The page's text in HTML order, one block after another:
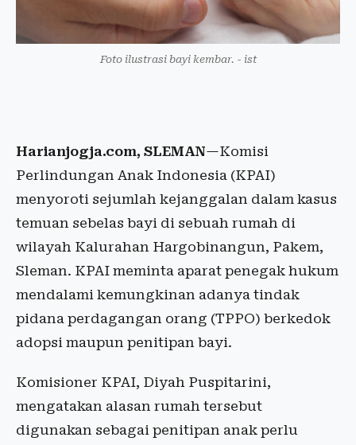
Foto ilustrasi bayi kembar. - ist
Harianjogja.com, SLEMAN—Komisi
Perlindungan Anak Indonesia (KPAI)
menyoroti sejumlah kejanggalan dalam kasus
temuan sebelas bayi di sebuah rumah di
wilayah Kalurahan Hargobinangun, Pakem,
Sleman. KPAI meminta aparat penegak hukum
mendalami kemungkinan adanya tindak
pidana perdagangan orang (TPPO) berkedok
adopsi maupun penitipan bayi.
Komisioner KPAI, Diyah Puspitarini,
mengatakan alasan rumah tersebut
digunakan sebagai penitipan anak perlu